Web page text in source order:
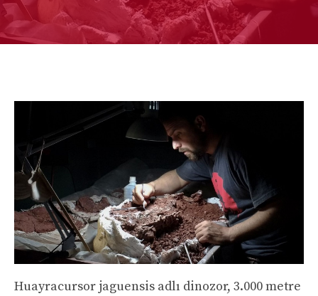
Huayracursor jaguensis adlı dinozor, 3.000 metre